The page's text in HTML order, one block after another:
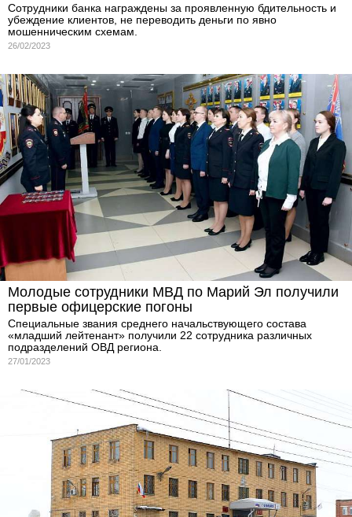
Сотрудники банка награждены за проявленную бдительность и
убеждение клиентов, не переводить деньги по явно
мошенническим схемам.
26/02/2023
Молодые сотрудники МВД по Марий Эл получили
первые офицерские погоны
Специальные звания среднего начальствующего состава
«младший лейтенант» получили 22 сотрудника различных
подразделений ОВД региона.
27/01/2023